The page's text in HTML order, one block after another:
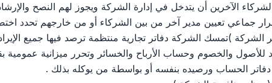
الشركة )تمسك الشركة دفاتر تجارية منتظمة ترصد فيها جميع
والخصوم وحساب الأرباح والخسائر وتحرر ميزانية عمومية
الحساب ورصيده بنفسه أو بواسطة من يوكله بذلك .